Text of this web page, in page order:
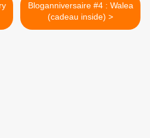
Bloganniversaire #4 : Walea
(cadeau inside) >